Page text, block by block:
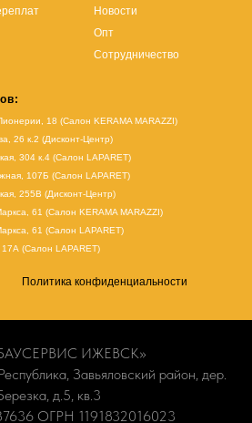
Новости
Опт
Сотрудничество
18 (Салон KERAMA MARAZZI)
26 к.2 (Дисконт-Центр)
304 к.4 (Салон LAPARET)
107Б (Салон LAPARET)
255В (Дисконт-Центр)
61 (Салон KERAMA MARAZZI)
61 (Салон LAPARET)
(Салон LAPARET)
Политика конфиденциальности
ИЖЕВСК»
Завьяловский район, дер.
д.5, кв.3
ОГРН 1191832016023